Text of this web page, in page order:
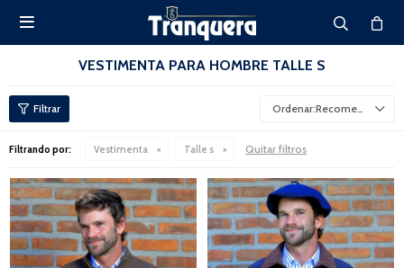

VESTIMENTA PARA HOMBRE TALLE S
Recomendados
Filtrando por: Vestimenta Talle s Quitar filtros